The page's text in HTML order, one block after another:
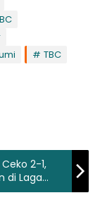
TBC
2-1,
di Laga